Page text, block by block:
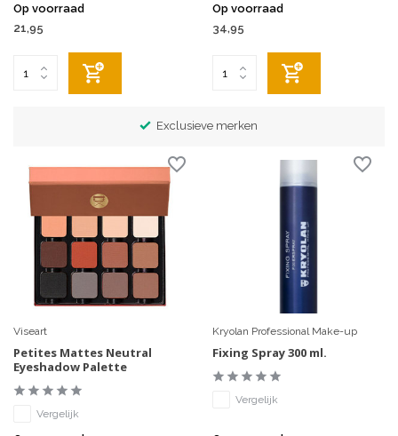
Op voorraad
21,95
Op voorraad
34,95
Exclusieve merken
Viseart
Petites Mattes Neutral
Eyeshadow Palette
Vergelijk
Kryolan Professional Make-up
Fixing Spray 300 ml.
Vergelijk